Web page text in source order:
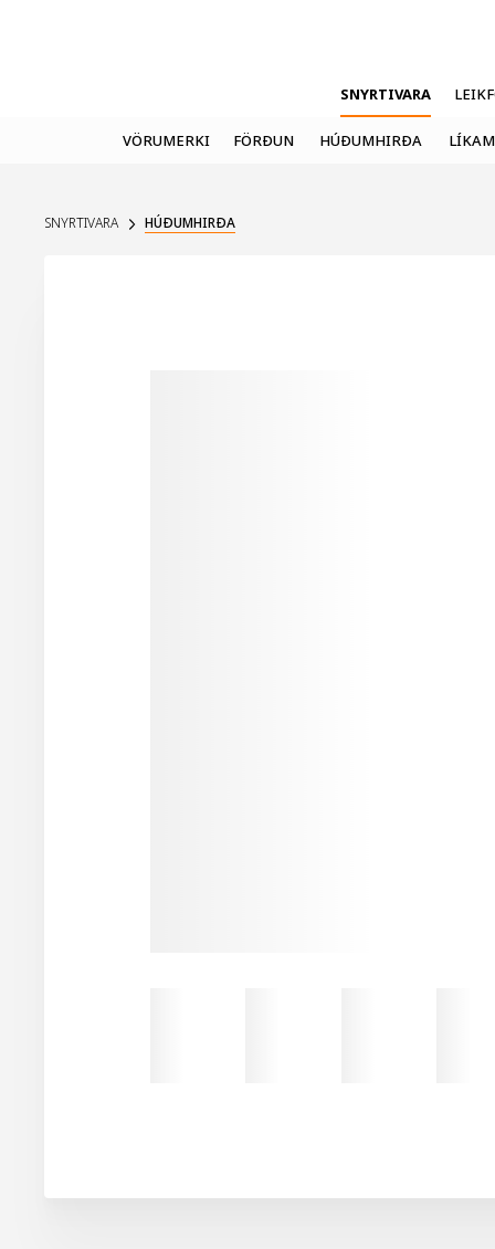
SNYRTIVARA
VÖRUMERKI FÖRÐUN HÚÐUMHIRÐA
SNYRTIVARA HÚÐUMHIRÐA